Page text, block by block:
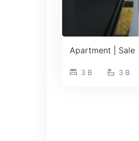
Apartment | Sale
3 B 3 B